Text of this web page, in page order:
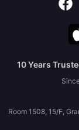
10 Years
Room 1508, 15/F,